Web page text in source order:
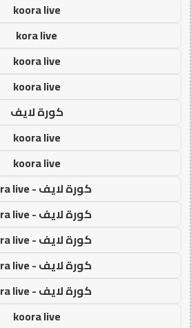
koora live
kora live
koora live
koora live
كورة لايف
koora live
koora live
كورة لايف - koora live
كورة لايف - koora live
كورة لايف - koora live
كورة لايف - koora live
كورة لايف - koora live
koora live